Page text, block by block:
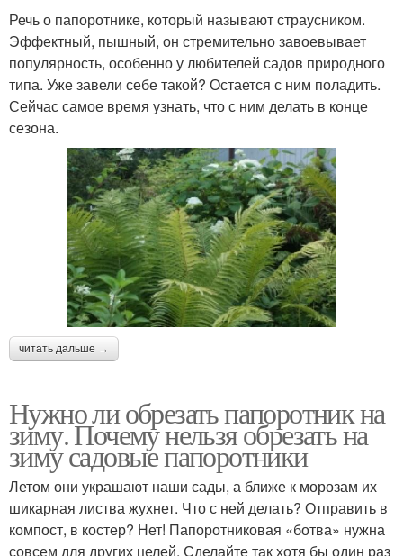
Речь о папоротнике, который называют страусником.
Эффектный, пышный, он стремительно завоевывает
популярность, особенно у любителей садов природного
типа. Уже завели себе такой? Остается с ним поладить.
Сейчас самое время узнать, что с ним делать в конце
сезона.
читать дальше →
Нужно ли обрезать папоротник на
зиму. Почему нельзя обрезать на
зиму садовые папоротники
Летом они украшают наши сады, а ближе к морозам их
шикарная листва жухнет. Что с ней делать? Отправить в
компост, в костер? Нет! Папоротниковая «ботва» нужна
совсем для других целей. Сделайте так хотя бы один раз